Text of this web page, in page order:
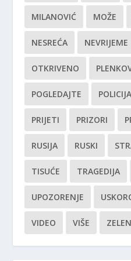
MILANOVIĆ MOŽE
NESREĆA NEVRIJEME
OTKRIVENO
POGLEDAJTE POLICIJA
PRIJETI PRIZORI
RUSIJA RUSKI
TISUĆE TRAGEDIJA
UPOZORENJE
VIDEO VIŠE